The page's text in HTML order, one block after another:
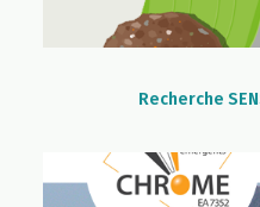
Recherche